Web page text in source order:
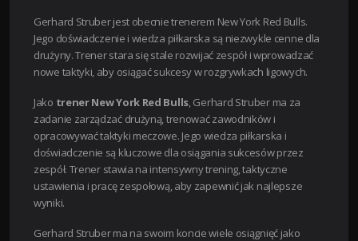
Gerhard Struber jest obecnie trenerem New York Red Bulls.
Jego doświadczenie i wiedza piłkarska są niezwykle cenne dla
drużyny. Trener stara się stale rozwijać zespół i wprowadzać
nowe taktyki, aby osiągać sukcesy w rozgrywkach ligowych.
Jako trener New York Red Bulls, Gerhard Struber ma za
zadanie zarządzać drużyną, trenować zawodników i
opracowywać taktyki meczowe. Jego wiedza piłkarska i
doświadczenie są kluczowe dla osiągania sukcesów przez
zespół. Trener stawia na intensywny trening, taktyczne
ustawienia i pracę zespołową, aby zapewnić jak najlepsze
wyniki.
Gerhard Struber ma na swoim koncie wiele osiągnięć jako